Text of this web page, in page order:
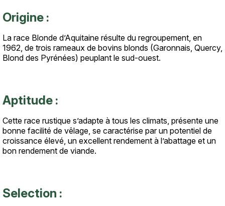
Origine :
La race Blonde d’Aquitaine résulte du regroupement, en
1962, de trois rameaux de bovins blonds (Garonnais, Quercy,
Blond des Pyrénées) peuplant le sud-ouest.
Aptitude :
Cette race rustique s’adapte à tous les climats, présente une
bonne facilité de vêlage, se caractérise par un potentiel de
croissance élevé, un excellent rendement à l’abattage et un
bon rendement de viande.
Selection :